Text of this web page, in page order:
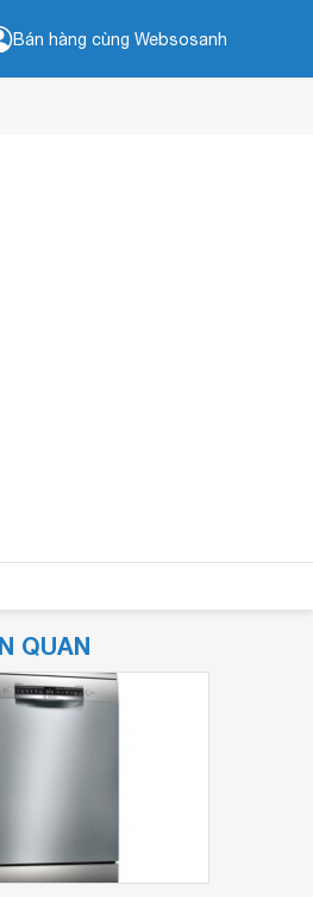
Bán hàng cùng Websosanh
QUAN